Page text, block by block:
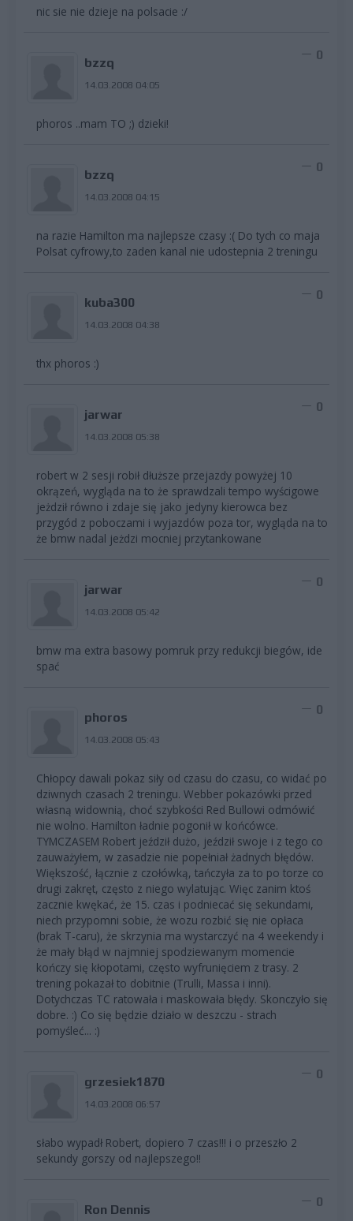
nic sie nie dzieje na polsacie :/
bzzq
14.03.2008 04:05
0
phoros ..mam TO ;) dzieki!
bzzq
14.03.2008 04:15
0
na razie Hamilton ma najlepsze czasy :( Do tych co maja
Polsat cyfrowy,to zaden kanal nie udostepnia 2 treningu
kuba300
14.03.2008 04:38
0
thx phoros :)
jarwar
14.03.2008 05:38
0
robert w 2 sesji robił dłuższe przejazdy powyżej 10
okrązeń, wygląda na to że sprawdzali tempo wyścigowe
jeżdził równo i zdaje się jako jedyny kierowca bez
przygód z poboczami i wyjazdów poza tor, wygląda na to
że bmw nadal jeżdzi mocniej przytankowane
jarwar
14.03.2008 05:42
0
bmw ma extra basowy pomruk przy redukcji biegów, ide
spać
phoros
14.03.2008 05:43
0
Chłopcy dawali pokaz siły od czasu do czasu, co widać po
dziwnych czasach 2 treningu. Webber pokazówki przed
własną widownią, choć szybkości Red Bullowi odmówić
nie wolno. Hamilton ładnie pogonił w końcówce.
TYMCZASEM Robert jeździł dużo, jeździł swoje i z tego co
zauważyłem, w zasadzie nie popełniał żadnych błędów.
Większość, łącznie z czołówką, tańczyła za to po torze co
drugi zakręt, często z niego wylatując. Więc zanim ktoś
zacznie kwękać, że 15. czas i podniecać się sekundami,
niech przypomni sobie, że wozu rozbić się nie opłaca
(brak T-caru), że skrzynia ma wystarczyć na 4 weekendy i
że mały błąd w najmniej spodziewanym momencie
kończy się kłopotami, często wyfrunięciem z trasy. 2
trening pokazał to dobitnie (Trulli, Massa i inni).
Dotychczas TC ratowała i maskowała błędy. Skonczyło się
dobre. :) Co się będzie działo w deszczu - strach
pomyśleć... :)
grzesiek1870
14.03.2008 06:57
0
słabo wypadł Robert, dopiero 7 czas!!! i o przeszło 2
sekundy gorszy od najlepszego!!
Ron Dennis
0